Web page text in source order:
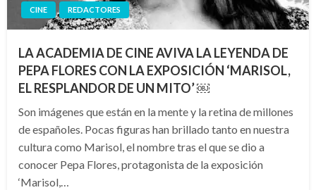
CINE REDACTORES
LA ACADEMIA DE CINE AVIVA LA LEYENDA DE
PEPA FLORES CON LA EXPOSICIÓN ‘MARISOL,
EL RESPLANDOR DE UN MITO’ ￼
Son imágenes que están en la mente y la retina de millones
de españoles. Pocas figuras han brillado tanto en nuestra
cultura como Marisol, el nombre tras el que se dio a
conocer Pepa Flores, protagonista de la exposición
‘Marisol,…